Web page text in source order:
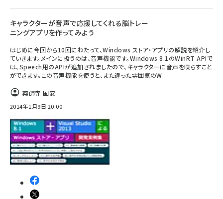
キャラクターが音声で応援してくれる脳トレー
ニングアプリを作ってみよう
はじめに今回から10回にわたって、Windows ストア・アプリの解説を紹介し
ていきます。メインに扱うのは、音声機能です。Windows 8.1のWinRT APIで
は、Speech用のAPIが追加されましたので、キャラクターに音声を喋らすこと
ができます。この音声機能を使うと、また違った雰囲気のW
薬師寺 国安
2014年1月9日 20:00